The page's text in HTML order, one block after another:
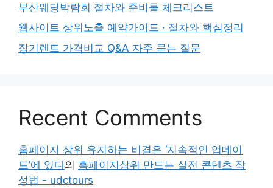
부산웨딩박람회 절차와 준비물 체크리스트
웹사이트 상위노출 예약가이드 · 절차와 핵심정리
장기렌트 가격비교 Q&A 자주 묻는 질문
Recent Comments
홈페이지 상위 유지하는 비결은 ‘지속적인 업데이
트’에 있다의 홈페이지상위 만드는 실전 콘텐츠 작
성법 - udctours